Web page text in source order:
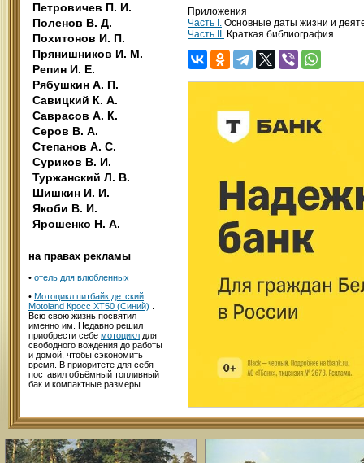
Петровичев П. И.
Поленов В. Д.
Похитонов И. П.
Прянишников И. М.
Репин И. Е.
Рябушкин А. П.
Савицкий К. А.
Саврасов А. К.
Серов В. А.
Степанов А. С.
Суриков В. И.
Туржанский Л. В.
Шишкин И. И.
Якоби В. И.
Ярошенко Н. А.
на правах рекламы
• отель для влюбленных
• Мотоцикл питбайк детский
Motoland Кросс XT50 (Синий)
Всю свою жизнь посвятил
именно им. Недавно решил
приобрести себе мотоцикл для
свободного вождения до работы
и домой, чтобы сэкономить
время. В приоритете для себя
поставил объёмный топливный
бак и компактные размеры.
Приложения
Часть I. Основные даты жизни и
Часть II. Краткая библиография